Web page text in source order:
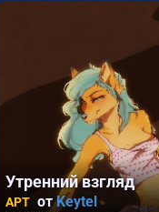
Утренний взгляд
АРТ отKeytel